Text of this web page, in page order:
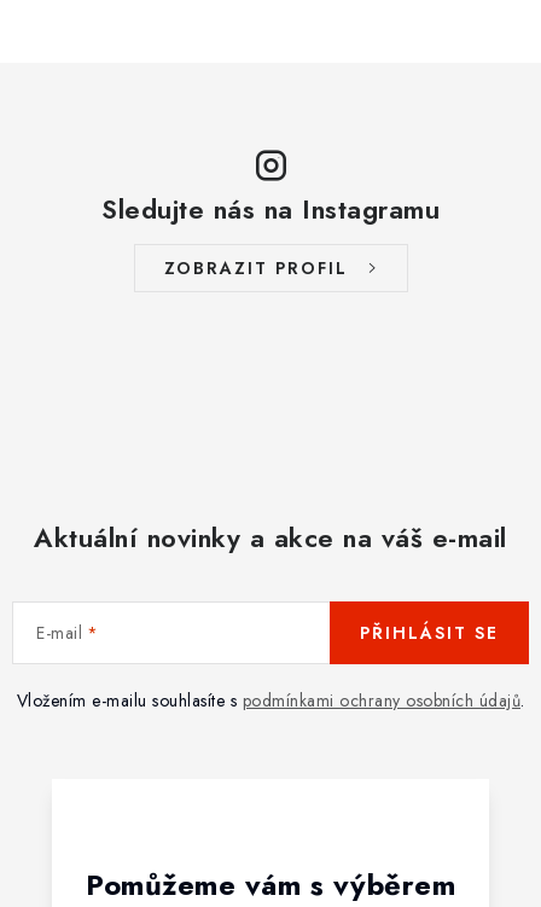
Sledujte nás na Instagramu
ZOBRAZIT PROFIL
Aktuální novinky a akce na váš e-mail
E-mail
Vložením e-mailu souhlasíte s podmínkami ochrany osobních údajů.
PŘIHLÁSIT SE
Pomůžeme vám s výběrem